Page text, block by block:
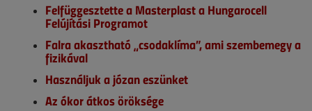
Felfüggesztette a Masterplast a Hungarocell
Felújítási Programot
Falra akasztható „csodaklíma”, ami szembemegy a
fizikával
Használjuk a józan eszünket
Az ókor átkos öröksége